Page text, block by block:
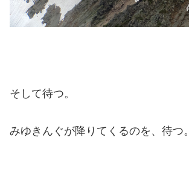
そして待つ。
みゆきんぐが降りてくるのを、待つ。